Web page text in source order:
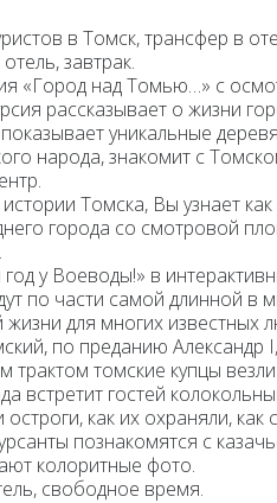
в Томск, трансфер в
завтрак.
«Город над Томью…» с
рассказывает о жизни
уникальные
народа, знакомит с
Томска, Вы узнает
города со смотровой
у Воеводы!» в
по части самой длинной
для многих известных
по преданию
трактом томские купцы
встретит гостей
остроги, как их охраняли,
познакомятся с
колоритные фото.
свободное время.